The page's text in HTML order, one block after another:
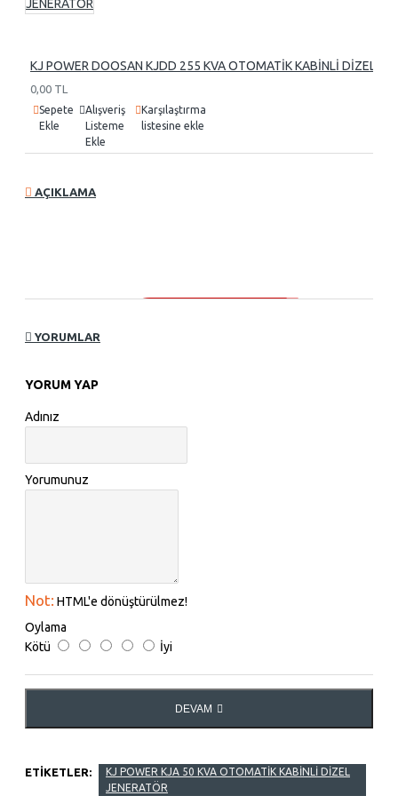
KJ POWER DOOSAN KJDD 255 KVA OTOMATİK KABİNLİ DİZEL
0,00 TL
Sepete
Ekle
Alışveriş
Listeme
Ekle
Karşılaştırma
listesine ekle
AÇIKLAMA
YORUMLAR
YORUM YAP
Adınız
Yorumunuz
Not: HTML'e dönüştürülmez!
Oylama
Kötü
İyi
DEVAM
ETIKETLER:
KJ POWER KJA 50 KVA OTOMATİK KABİNLİ DİZEL
JENERATÖR